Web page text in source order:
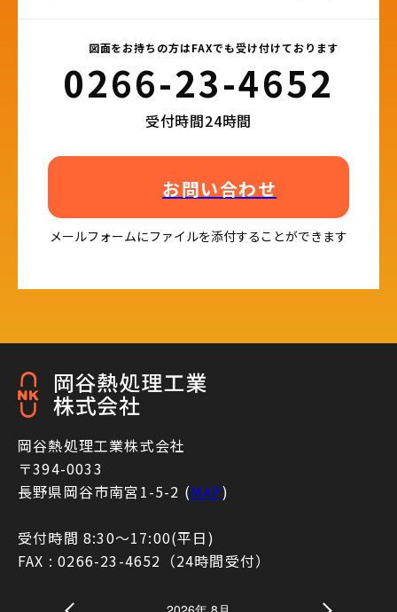
図面をお持ちの方はFAXでも受け付けております
0266-23-4652​
受付時間24時間
お問い合わせ
メールフォームにファイルを添付することができます
岡谷熱処理工業株式会社
〒394-0033
長野県岡谷市南宮1-5-2 (MAP)
受付時間 8:30〜17:00(平日)
FAX : 0266-23-4652（24時間受付）